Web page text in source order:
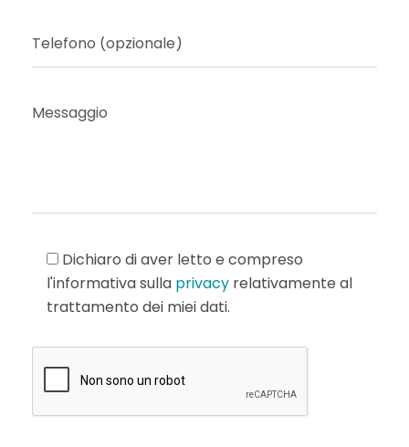
Dichiaro di aver letto e compreso
l'informativa sulla privacy relativamente al
trattamento dei miei dati.